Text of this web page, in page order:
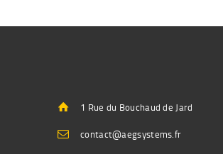
1 Rue du Bouchaud de Jard
contact@aegsystems.fr